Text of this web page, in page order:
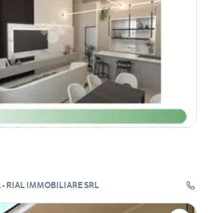
TECNOCASA - RIAL IMMOBILIARE SRL